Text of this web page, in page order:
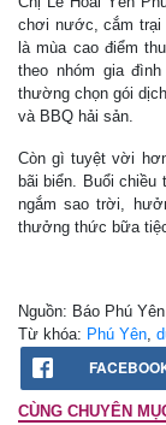
chơi nước, cắm trại
là mùa cao điểm
theo nhóm gia
thường chọn gói
và BBQ hải sản.
Còn gì tuyệt vời
bãi biển. Buổi
ngắm sao trời,
thưởng thức bữa
Nguồn: Báo Phú
Từ khóa: Phú Yên
CÙNG CHUYÊN